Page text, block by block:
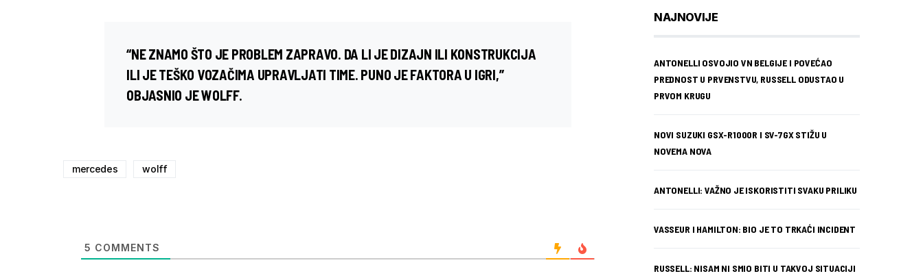
“NE ZNAMO ŠTO JE PROBLEM ZAPRAVO. DA LI JE DIZAJN ILI KONSTRUKCIJA
ILI JE TEŠKO VOZAČIMA UPRAVLJATI TIME. PUNO JE FAKTORA U IGRI,”
OBJASNIO JE WOLFF.
mercedes wolff
5 COMMENTS
NAJNOVIJE
ANTONELLI OSVOJIO VN BELGIJE I POVEĆAO
PREDNOST U PRVENSTVU, RUSSELL ODUSTAO U
PRVOM KRUGU
NOVI SUZUKI GSX-R1000R I SV-7GX STIŽU U
NOVEMA NOVA
ANTONELLI: VAŽNO JE ISKORISTITI SVAKU PRILIKU
VASSEUR I HAMILTON: BIO JE TO TRKAĆI INCIDENT
RUSSELL: NISAM NI SMIO BITI U TAKVOJ SITUACIJI